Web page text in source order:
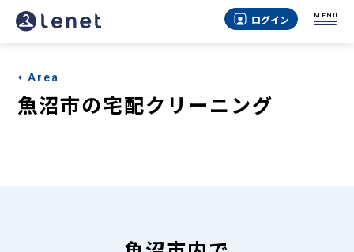
魚
市
の
ログイン MENU
Area
魚沼市の宅配クリーニング